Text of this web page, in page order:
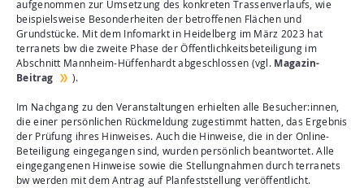
aufgenommen zur Umsetzung des konkreten Trassenverlaufs, wie
beispielsweise Besonderheiten der betroffenen Flächen und
Grundstücke. Mit dem Infomarkt in Heidelberg im März 2023 hat
terranets bw die zweite Phase der Öffentlichkeitsbeteiligung im
Abschnitt Mannheim-Hüffenhardt abgeschlossen (vgl. Magazin-
Beitrag
).
Im Nachgang zu den Veranstaltungen erhielten alle Besucher:innen,
die einer persönlichen Rückmeldung zugestimmt hatten, das Ergebnis
der Prüfung ihres Hinweises. Auch die Hinweise, die in der Online-
Beteiligung eingegangen sind, wurden persönlich beantwortet. Alle
eingegangenen Hinweise sowie die Stellungnahmen durch terranets
bw werden mit dem Antrag auf Planfeststellung veröffentlicht.